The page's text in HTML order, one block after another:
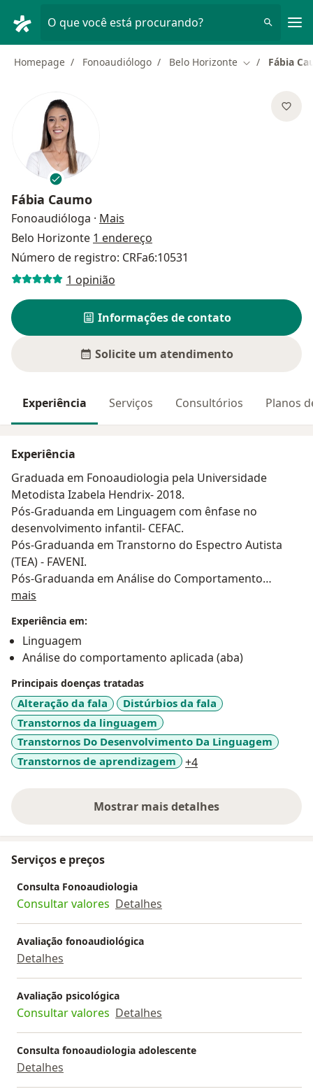
O que você está procurando?
Homepage Fonoaudiólogo Belo Horizonte Mudar de
Fábia
Fábia Caumo
Fonoaudióloga · Mais
Belo Horizonte 1 endereço
Número de registro: CRFa6:10531
1 opinião
Informações de contato
Solicite um atendimento
Experiência Serviços Consultórios Planos
Experiência
Graduada em Fonoaudiologia pela Universidade
Metodista Izabela Hendrix- 2018.
Pós-Graduanda em Linguagem com ênfase no
desenvolvimento infantil- CEFAC.
Pós-Graduanda em Transtorno do Espectro Autista
(TEA) - FAVENI.
Pós-Graduanda em Análise do Comportamento
Aplicada (ABA) -FAVENI.
Pós-Graduanda em Neuropsicopedagogia- FAVENI
mais
Experiência em:
Linguagem
Análise do comportamento aplicada (aba)
Principais doenças tratadas
Alteração da fala
Distúrbios da fala
Transtornos da linguagem
Transtornos Do Desenvolvimento Da Linguagem
Transtornos de aprendizagem
+4
Mostrar mais detalhes
sobre a experiência
Serviços e preços
Consulta Fonoaudiologia
Consultar valores Detalhes
Avaliação fonoaudiológica
Detalhes
Avaliação psicológica
Consultar valores Detalhes
Consulta fonoaudiologia adolescente
Detalhes